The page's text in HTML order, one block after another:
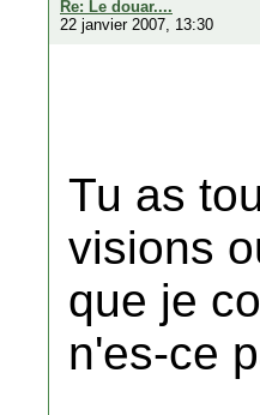
Re: Le douar....
22 janvier 2007, 13:30
Tu as
visions
que je
n'es-ce